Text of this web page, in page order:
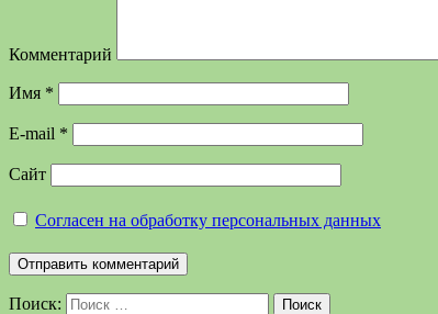
Комментарий
Имя *
E-mail *
Сайт
Согласен на обработку персональных данных
Поиск: Поиск